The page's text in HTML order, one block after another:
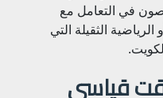
في التعامل مع
الرياضية الثقيلة التي
قياسي